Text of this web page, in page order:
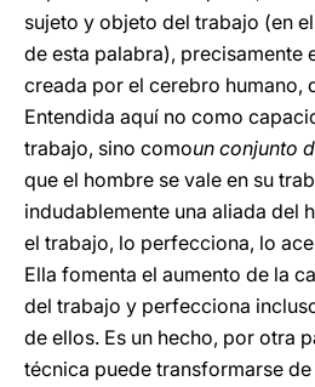
sujeto y objeto del trabajo (en
de esta palabra), precisamente
creada por el cerebro humano,
Entendida aquí no como
trabajo, sino comoun conjunto
que el hombre se vale en su
indudablemente una aliada del
el trabajo, lo perfecciona, lo
Ella fomenta el aumento de la
del trabajo y perfecciona
de ellos. Es un hecho, por otra
técnica puede transformarse